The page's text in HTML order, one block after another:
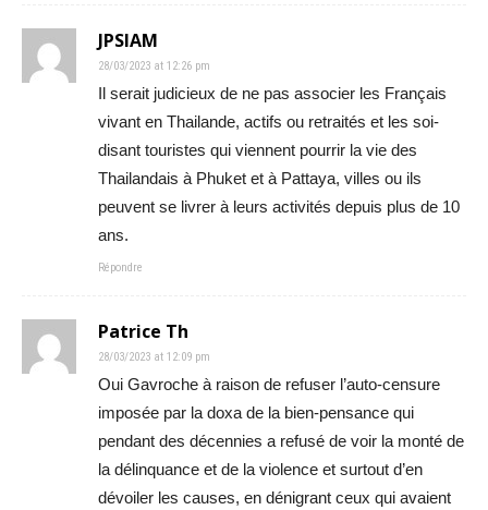
JPSIAM
28/03/2023 at 12:26 pm
Il serait judicieux de ne pas associer les Français
vivant en Thailande, actifs ou retraités et les soi-
disant touristes qui viennent pourrir la vie des
Thailandais à Phuket et à Pattaya, villes ou ils
peuvent se livrer à leurs activités depuis plus de 10
ans.
Répondre
Patrice Th
28/03/2023 at 12:09 pm
Oui Gavroche à raison de refuser l’auto-censure
imposée par la doxa de la bien-pensance qui
pendant des décennies a refusé de voir la monté de
la délinquance et de la violence et surtout d’en
dévoiler les causes, en dénigrant ceux qui avaient